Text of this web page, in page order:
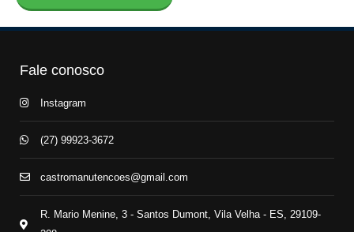
Fale conosco
Instagram
(27) 99923-3672
castromanutencoes@gmail.com
R. Mario Menine, 3 - Santos Dumont, Vila Velha - ES, 29109-